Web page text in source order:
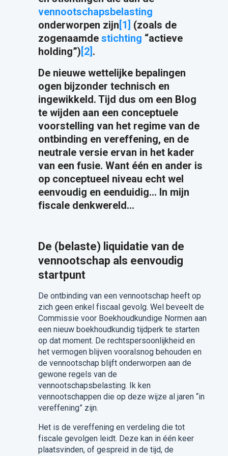
vennootschapsbelasting
onderworpen zijn[1] (zoals de
zogenaamde stichting “actieve
holding”)[2] .
De nieuwe wettelijke bepalingen
ogen bijzonder technisch en
ingewikkeld. Tijd dus om een Blog
te wijden aan een conceptuele
voorstelling van het regime van de
ontbinding en vereffening, en de
neutrale versie ervan in het kader
van een fusie. Want één en ander is
op conceptueel niveau echt wel
eenvoudig en eenduidig… In mijn
fiscale denkwereld…
De (belaste) liquidatie van de
vennootschap als eenvoudig
startpunt
De ontbinding van een vennootschap heeft op
zich geen enkel fiscaal gevolg. Wel beveelt de
Commissie voor Boekhoudkundige Normen aan
een nieuw boekhoudkundig tijdperk te starten
op dat moment. De rechtspersoonlijkheid en
het vermogen blijven vooralsnog behouden en
de vennootschap blijft onderworpen aan de
gewone regels van de
vennootschapsbelasting. Ik ken
vennootschappen die op deze wijze al jaren “in
vereffening” zijn.
Het is de vereffening en verdeling die tot
fiscale gevolgen leidt. Deze kan in één keer
plaatsvinden, of gespreid in de tijd, de